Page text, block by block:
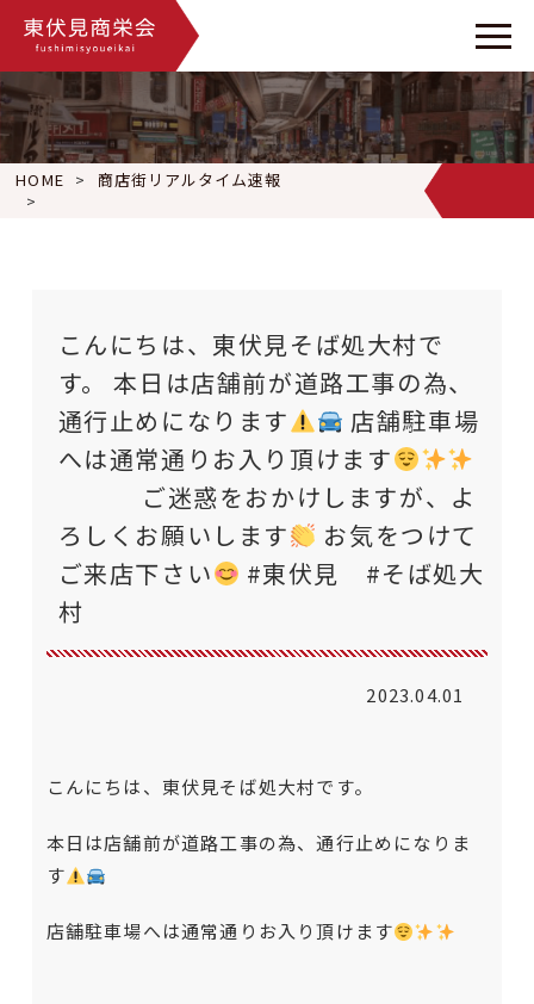
HOME
商店街リアルタイム速報
こんにちは、東伏見そば処大村です。 本日は店舗前が道路工事
こんにちは、東伏見そば処大村で
す。 本日は店舗前が道路工事の為、
通行止めになります
店舗駐車場
へは通常通りお入り頂けます
ご迷惑をおかけしますが、よ
ろしくお願いします
お気をつけて
ご来店下さい
#東伏見 #そば処大
村
2023.04.01
こんにちは、東伏見そば処大村です。
本日は店舗前が道路工事の為、通行止めになりま
す
店舗駐車場へは通常通りお入り頂けます